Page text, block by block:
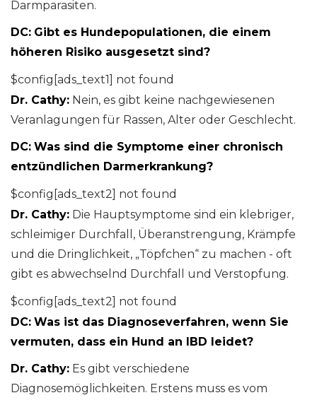
Darmparasiten.
DC: Gibt es Hundepopulationen, die einem
höheren Risiko ausgesetzt sind?
$config[ads_text1] not found
Dr. Cathy: Nein, es gibt keine nachgewiesenen
Veranlagungen für Rassen, Alter oder Geschlecht.
DC: Was sind die Symptome einer chronisch
entzündlichen Darmerkrankung?
$config[ads_text2] not found
Dr. Cathy: Die Hauptsymptome sind ein klebriger,
schleimiger Durchfall, Überanstrengung, Krämpfe
und die Dringlichkeit, „Töpfchen“ zu machen - oft
gibt es abwechselnd Durchfall und Verstopfung.
$config[ads_text2] not found
DC: Was ist das Diagnoseverfahren, wenn Sie
vermuten, dass ein Hund an IBD leidet?
Dr. Cathy: Es gibt verschiedene
Diagnosemöglichkeiten. Erstens muss es vom